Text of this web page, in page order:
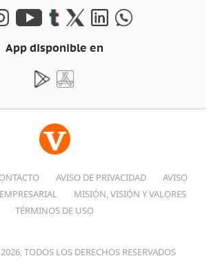
App disponible en
AVISO DE PRIVACIDAD
AVISO
MISIÓN, VISIÓN Y VALORES
TÉRMINOS DE USO
TODOS LOS DERECHOS RESERVADOS